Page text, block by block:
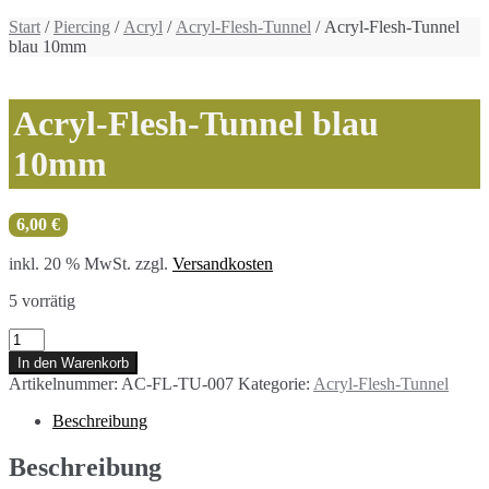
Start /Piercing / Acryl / Acryl-Flesh-Tunnel / Acryl-Flesh-Tunnel
blau 10mm
Acryl-Flesh-Tunnel blau
10mm
6,00 €
inkl. 20 % MwSt. zzgl. Versandkosten
5 vorrätig
Acryl-
Flesh-
Tunnel
blau
10mm
Menge
In den Warenkorb
Artikelnummer: AC-FL-TU-007 Kategorie: Acryl-Flesh-Tunnel
Beschreibung
Beschreibung